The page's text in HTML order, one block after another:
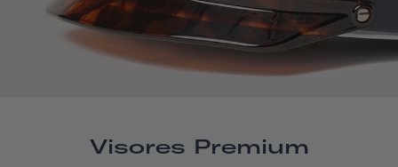
Visores Premium